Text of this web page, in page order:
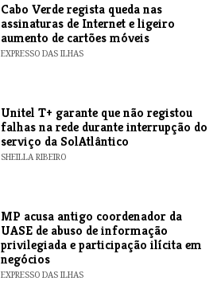
Cabo Verde regista queda nas
assinaturas de Internet e ligeiro
aumento de cartões móveis
EXPRESSO DAS ILHAS
Unitel T+ garante que não registou
falhas na rede durante interrupção do
serviço da SolAtlântico
SHEILLA RIBEIRO
MP acusa antigo coordenador da
UASE de abuso de informação
privilegiada e participação ilícita em
negócios
EXPRESSO DAS ILHAS